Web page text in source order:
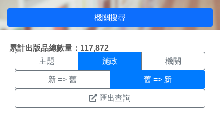
機關搜尋
累計出版品總數量：117,872
施政搜尋結果頁面
主題 施政 機關
新 => 舊 舊 => 新
匯出查詢